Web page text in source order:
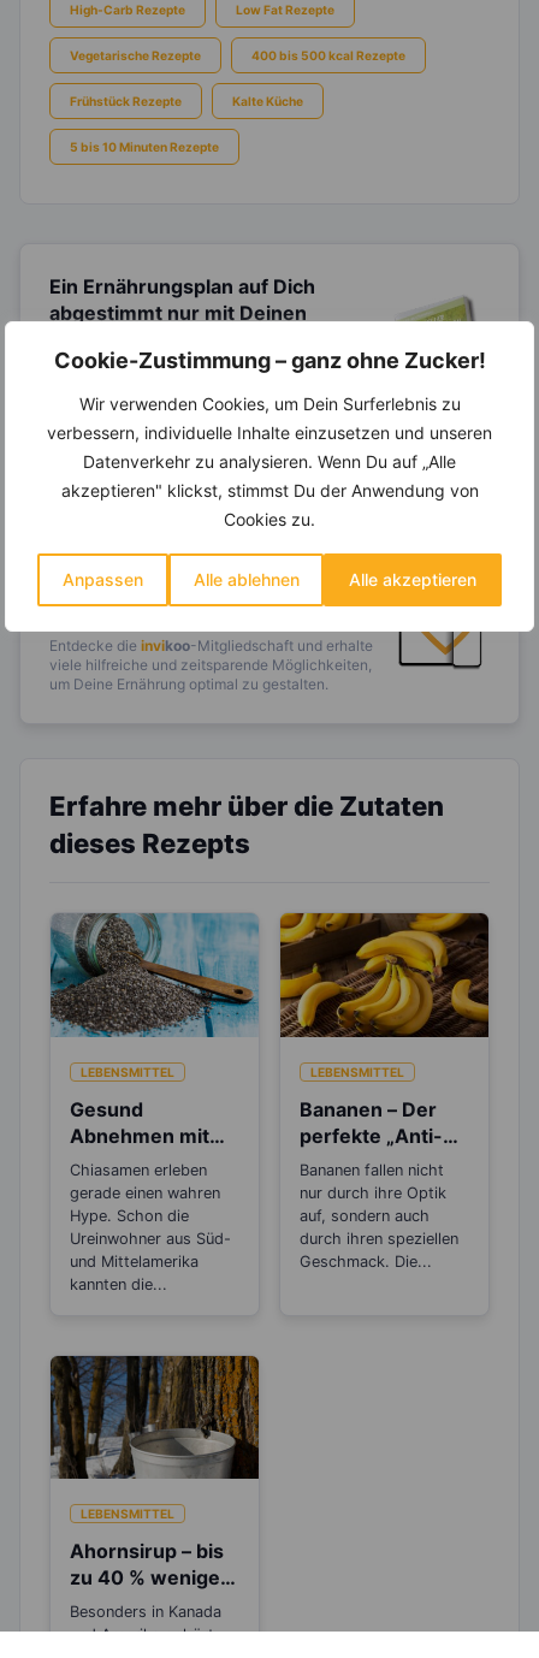
Cookie-Zustimmung – ganz ohne Zucker!
Wir verwenden Cookies, um Dein Surferlebnis zu
verbessern, individuelle Inhalte einzusetzen und unseren
Datenverkehr zu analysieren. Wenn Du auf „Alle
akzeptieren" klickst, stimmst Du der Anwendung von
Cookies zu.
Anpassen Alle ablehnen Alle akzeptieren
High-Carb Rezepte Low Fat Rezepte
Vegetarische Rezepte 400 bis 500 kcal Rezepte
Frühstück Rezepte Kalte Küche
5 bis 10 Minuten Rezepte
Ein Ernährungsplan auf Dich
abgestimmt nur mit Deinen
Ernährungsplan nur mit Deinen
Lieblingsrezepten auf Basis des gesamten
Know-Hows voninvikoo.
14.000 Rezepte, autom.
Wochenplaner,dynamische
Einkaufsliste und noch mehr?
Entdecke die invikoo-Mitgliedschaft und erhalte
viele hilfreiche und zeitsparende Möglichkeiten,
um Deine Ernährung optimal zu gestalten.
Erfahre mehr über die Zutaten
dieses Rezepts
LEBENSMITTEL
Gesund
Abnehmen mit
dem Superfood
Chiasamen
Chiasamen erleben
gerade einen wahren
Hype. Schon die
Ureinwohner aus Süd-
und Mittelamerika
kannten die...
LEBENSMITTEL
Bananen – Der
perfekte „Anti-
Stress“-Snack
Bananen fallen nicht
nur durch ihre Optik
auf, sondern auch
durch ihren speziellen
Geschmack. Die...
LEBENSMITTEL
Ahornsirup – bis
zu 40 % weniger
Kalorien als
Zucker
Besonders in Kanada
und Amerika gehört